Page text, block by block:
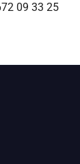
09 33 25